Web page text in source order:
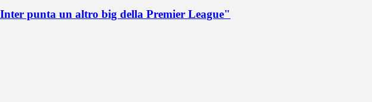
punta un altro big della Premier League"